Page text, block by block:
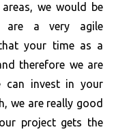
we would be
are a very agile
your time as a
therefore we are
can invest in your
we are really good
project gets the